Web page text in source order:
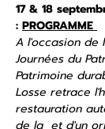
17 & 18
: PROGRAMME
A l'occasion de
Journées du
Patrimoine
Losse retrace
restauration
de la et d'un